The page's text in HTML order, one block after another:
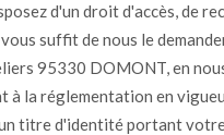
d'un droit d'accès, de
suffit de nous le
95330 DOMONT, en
à la réglementation en
titre d'identité portant